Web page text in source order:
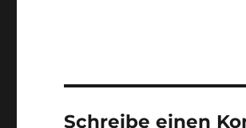
Schreibe einen